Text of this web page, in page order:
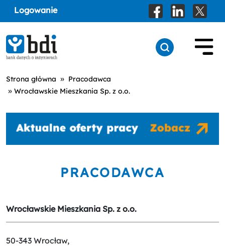
Logowanie
Strona główna » Pracodawca
» Wrocławskie Mieszkania Sp. z o.o.
PRACODAWCA
Wrocławskie Mieszkania Sp. z o.o.
50-343 Wrocław,